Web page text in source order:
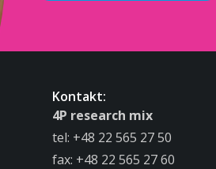
Kontakt:
4P research mix
tel: +48 22 565 27 50
fax: +48 22 565 27 60